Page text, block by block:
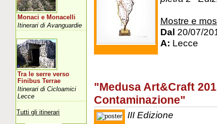
Mostre e
Dal 20/07/
A: Lecce
"Medusa Art&Craft
Contaminazione"
III Edizione
Monaci e Monacelli
Itinerari di Avanguardie
Tra le serre verso
Finibus Terrae
Itinerari di Cicloamici
Lecce
Tutti gli itinerari